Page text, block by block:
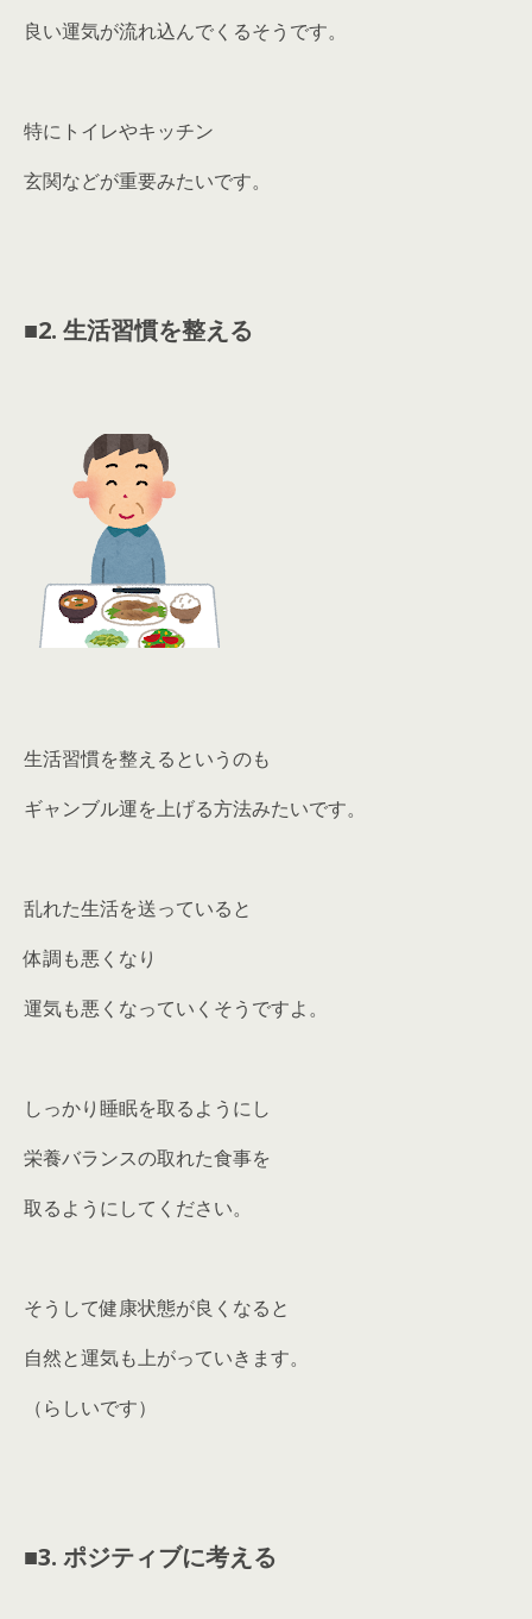
良い運気が流れ込んでくるそうです。
特にトイレやキッチン
玄関などが重要みたいです。
■2. 生活習慣を整える
生活習慣を整えるというのも
ギャンブル運を上げる方法みたいです。
乱れた生活を送っていると
体調も悪くなり
運気も悪くなっていくそうですよ。
しっかり睡眠を取るようにし
栄養バランスの取れた食事を
取るようにしてください。
そうして健康状態が良くなると
自然と運気も上がっていきます。
（らしいです）
■3. ポジティブに考える